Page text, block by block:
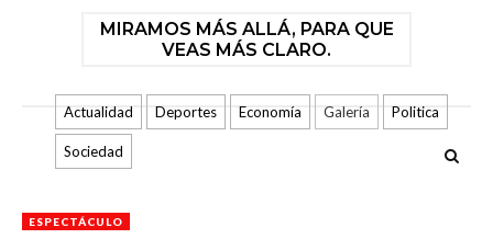
MIRAMOS MÁS ALLÁ, PARA QUE
VEAS MÁS CLARO.
Actualidad Deportes Economía Galería Politica
Sociedad
ESPECTÁCULO